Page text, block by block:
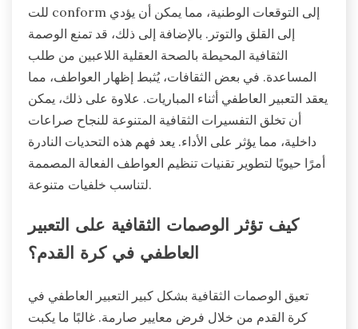
للت conform إلى التوقعات الوطنية، مما يمكن أن يؤدي
إلى القلق والتوتر. بالإضافة إلى ذلك، قد تمنع الوصمة
الثقافية المحيطة بالصحة العقلية اللاعبين من طلب
المساعدة. في بعض الثقافات، يُثبط إظهار العواطف، مما
يعقد التعبير العاطفي أثناء المباريات. علاوة على ذلك، يمكن
أن تخلق التفسيرات الثقافية المتنوعة للنجاح صراعات
داخلية، مما يؤثر على الأداء. يعد فهم هذه التحديات النادرة
أمرًا حيويًا لتطوير تقنيات تنظيم العواطف الفعالة المصممة
لتناسب خلفيات متنوعة.
كيف تؤثر الوصمات الثقافية على التعبير
العاطفي في كرة القدم؟
تعيق الوصمات الثقافية بشكل كبير التعبير العاطفي في
كرة القدم من خلال فرض معايير صارمة. غالبًا ما يكبت